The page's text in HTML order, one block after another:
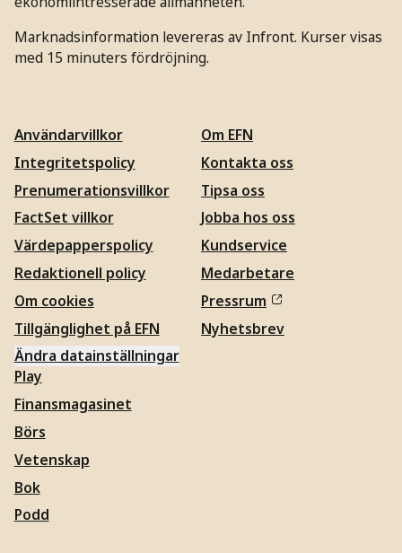
Marknadsinformation levereras av Infront. Kurser visas
med 15 minuters fördröjning.
Användarvillkor
Integritetspolicy
Prenumerationsvillkor
FactSet villkor
Värdepapperspolicy
Redaktionell policy
Om cookies
Tillgänglighet på EFN
Ändra datainställningar
Om EFN
Kontakta oss
Tipsa oss
Jobba hos oss
Kundservice
Medarbetare
Pressrum
Nyhetsbrev
Play
Finansmagasinet
Börs
Vetenskap
Bok
Podd